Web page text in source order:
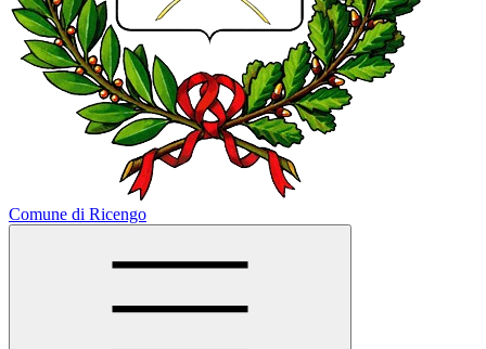
Comune di Ricengo